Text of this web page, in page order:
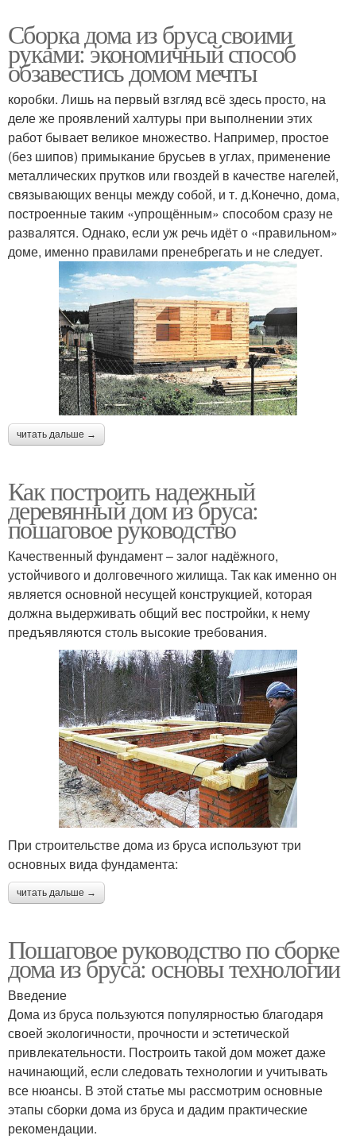
Сборка дома из бруса своими
руками: экономичный способ
обзавестись домом мечты
коробки. Лишь на первый взгляд всё здесь просто, на
деле же проявлений халтуры при выполнении этих
работ бывает великое множество. Например, простое
(без шипов) примыкание брусьев в углах, применение
металлических прутков или гвоздей в качестве нагелей,
связывающих венцы между собой, и т. д.Конечно, дома,
построенные таким «упрощённым» способом сразу не
развалятся. Однако, если уж речь идёт о «правильном»
доме, именно правилами пренебрегать и не следует.
читать дальше →
Как построить надежный
деревянный дом из бруса:
пошаговое руководство
Качественный фундамент – залог надёжного,
устойчивого и долговечного жилища. Так как именно он
является основной несущей конструкцией, которая
должна выдерживать общий вес постройки, к нему
предъявляются столь высокие требования.
При строительстве дома из бруса используют три
основных вида фундамента:
читать дальше →
Пошаговое руководство по сборке
дома из бруса: основы технологии
Введение
Дома из бруса пользуются популярностью благодаря
своей экологичности, прочности и эстетической
привлекательности. Построить такой дом может даже
начинающий, если следовать технологии и учитывать
все нюансы. В этой статье мы рассмотрим основные
этапы сборки дома из бруса и дадим практические
рекомендации.